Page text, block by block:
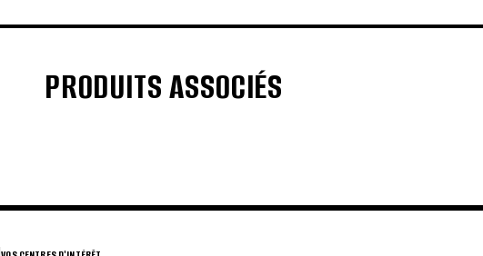
PRODUITS ASSOCIÉS